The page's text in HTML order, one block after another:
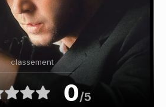
classement
0/5